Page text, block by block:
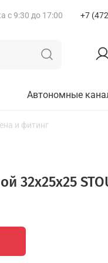
с 9:30 до 17:00 +7
Автономные
и фитинг
32х25х25